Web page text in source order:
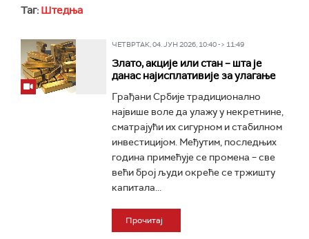
Таг: Штедња
ЧЕТВРТАК, 04. ЈУН 2026, 10:40 -> 11:49
Злато, акције или стан – шта је
данас најисплативије за улагање
Грађани Србије традиционално
највише воле да улажу у некретнине,
сматрајући их сигурном и стабилном
инвестицијом. Међутим, последњих
година примећује се промена – све
већи број људи окреће се тржишту
капитала...
Прочитај